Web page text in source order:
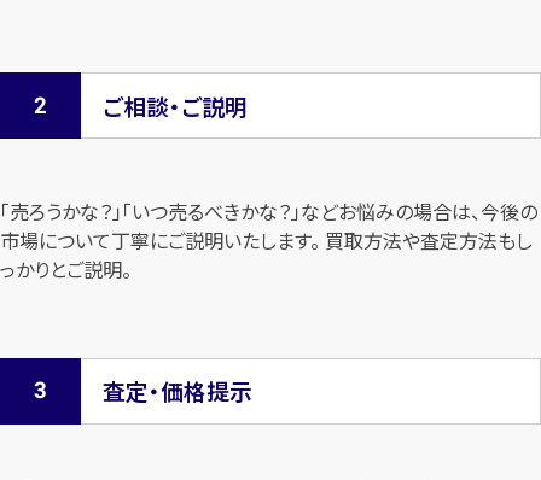
ご相談・ご説明
「売ろうかな？」「いつ売るべきかな？」などお悩みの場合は、今後の
市場について丁寧にご説明いたします。 買取方法や査定方法もし
っかりとご説明。
査定・価格提示